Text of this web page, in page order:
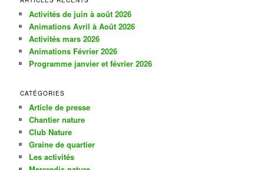
c
h
e
Activités de juin à août 2026
Animations Avril à Août 2026
Activités mars 2026
Animations Février 2026
Programme janvier et février 2026
CATÉGORIES
Article de presse
Chantier nature
Club Nature
Graine de quartier
Les activités